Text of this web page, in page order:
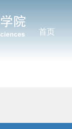
首页